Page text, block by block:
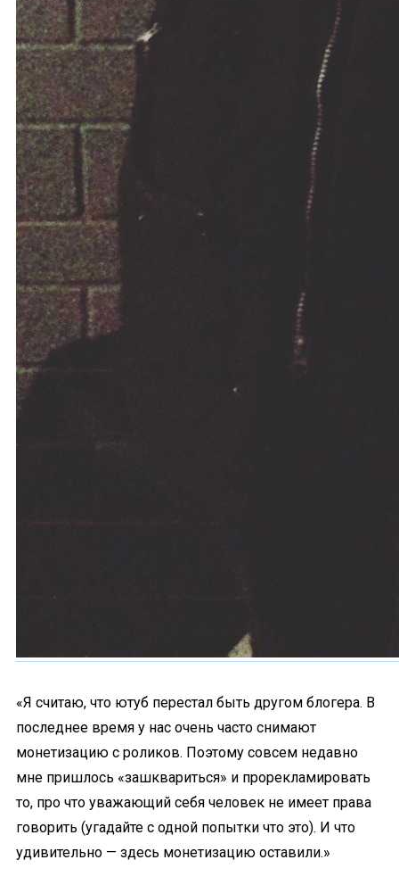
«Я считаю, что ютуб перестал быть другом блогера. В
последнее время у нас очень часто снимают
монетизацию с роликов. Поэтому совсем недавно
мне пришлось «зашквариться» и прорекламировать
то, про что уважающий себя человек не имеет права
говорить (угадайте с одной попытки что это). И что
удивительно — здесь монетизацию оставили.»